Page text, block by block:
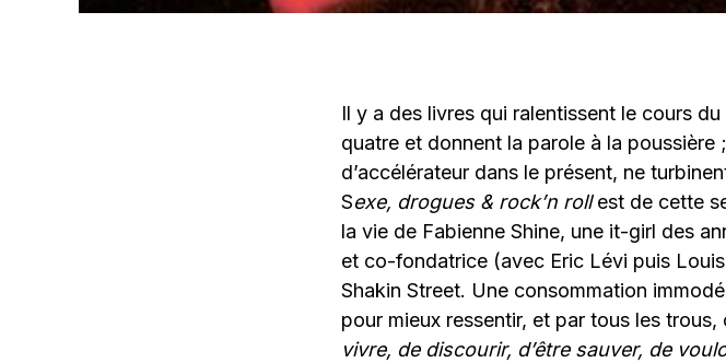
Il y a des livres qui ralentissent le cours
quatre et donnent la parole à la
d’accélérateur dans le présent, ne
Sexe, drogues & rock’n rollest de cette
la vie de Fabienne Shine, une it-girl des
et co-fondatrice (avec Eric Lévi puis
Shakin Street. Une consommation
pour mieux ressentir, et par tous les
vivre, de discourir, d’être sauver, de